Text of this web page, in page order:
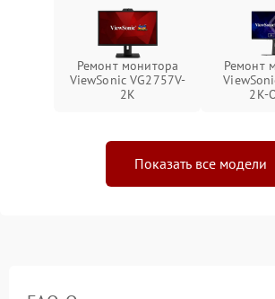
Ремонт монитора
ViewSonic VG2757V-
2K
Ремонт
2K-
Показать все модели